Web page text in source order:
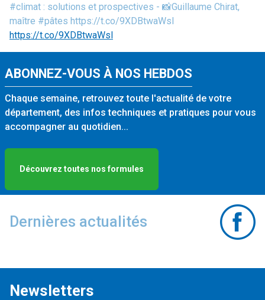
#climat : solutions et prospectives - 📸Guillaume Chirat,
maître #pâtes https://t.co/9XDBtwaWsl
https://t.co/9XDBtwaWsl
ABONNEZ-VOUS À NOS HEBDOS
Chaque semaine, retrouvez toute l'actualité de votre
département, des infos techniques et pratiques pour vous
accompagner au quotidien...
Découvrez toutes nos formules
Dernières actualités
Newsletters